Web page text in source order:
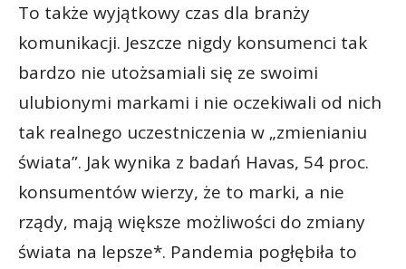
To także wyjątkowy czas dla branży
komunikacji. Jeszcze nigdy konsumenci tak
bardzo nie utożsamiali się ze swoimi
ulubionymi markami i nie oczekiwali od nich
tak realnego uczestniczenia w „zmienianiu
świata”. Jak wynika z badań Havas, 54 proc.
konsumentów wierzy, że to marki, a nie
rządy, mają większe możliwości do zmiany
świata na lepsze*. Pandemia pogłębiła to